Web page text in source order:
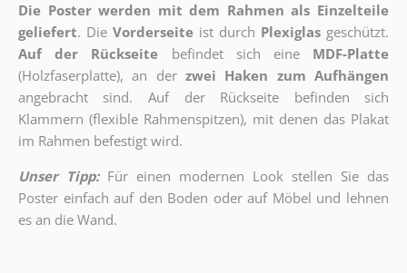
Die Poster werden mit dem Rahmen als Einzelteile
geliefert. Die Vorderseite ist durch Plexiglas geschützt.
Auf der Rückseite
befindet sich eine
MDF-Platte
(Holzfaserplatte), an der zwei Haken zum Aufhängen
angebracht sind.
Auf der Rückseite befinden sich
Klammern (flexible Rahmenspitzen), mit denen das Plakat
im Rahmen befestigt wird.
Unser Tipp: Für einen modernen Look stellen Sie das
Poster einfach auf den Boden oder auf Möbel und lehnen
es an die Wand.